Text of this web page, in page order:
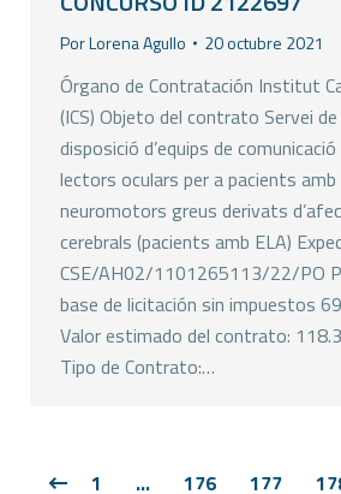
PorLorena Agullo 20 octubre 2021
Órgano de Contratación Institut
(ICS) Objeto del contrato Servei
disposició d’equips de
lectors oculars per a pacients
neuromotors greus derivats
cerebrals (pacients amb ELA)
CSE/AH02/1101265113/22/PO
base de licitación sin impuestos
Valor estimado del contrato:
Tipo de Contrato:…
1 … 176 177